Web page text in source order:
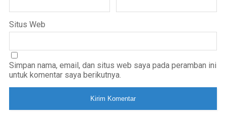
Situs Web
Simpan nama, email, dan situs web saya pada peramban ini
untuk komentar saya berikutnya.